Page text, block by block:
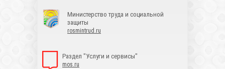
Министерство труда и социальной
защиты
rosmintrud.ru
Раздел "Услуги и сервисы"
mos.ru